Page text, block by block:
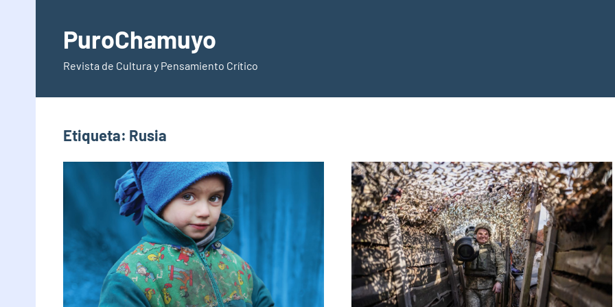
contenidoPuroChamuyo
Revista de Cultura y Pensamiento Crítico
Etiqueta: Rusia